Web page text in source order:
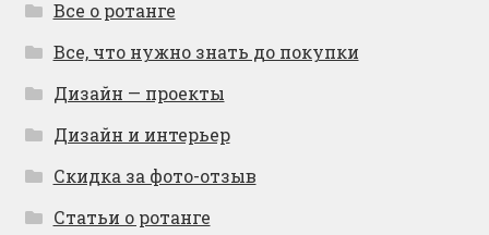
Все о ротанге
Все, что нужно знать до покупки
Дизайн — проекты
Дизайн и интерьер
Скидка за фото-отзыв
Статьи о ротанге